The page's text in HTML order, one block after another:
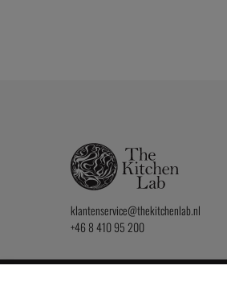
klantenservice@thekitchenlab.nl
+46 8 410 95 200